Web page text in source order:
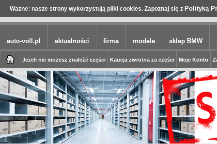
Ważne: nasze strony wykorzystują pliki cookies. Zapoznaj się z Polityką
auto-voll.pl aktualności firma modele sklep BMW
Jeżeli nie możesz znaleźć części Kaucja zwrotna za części Moje Konto